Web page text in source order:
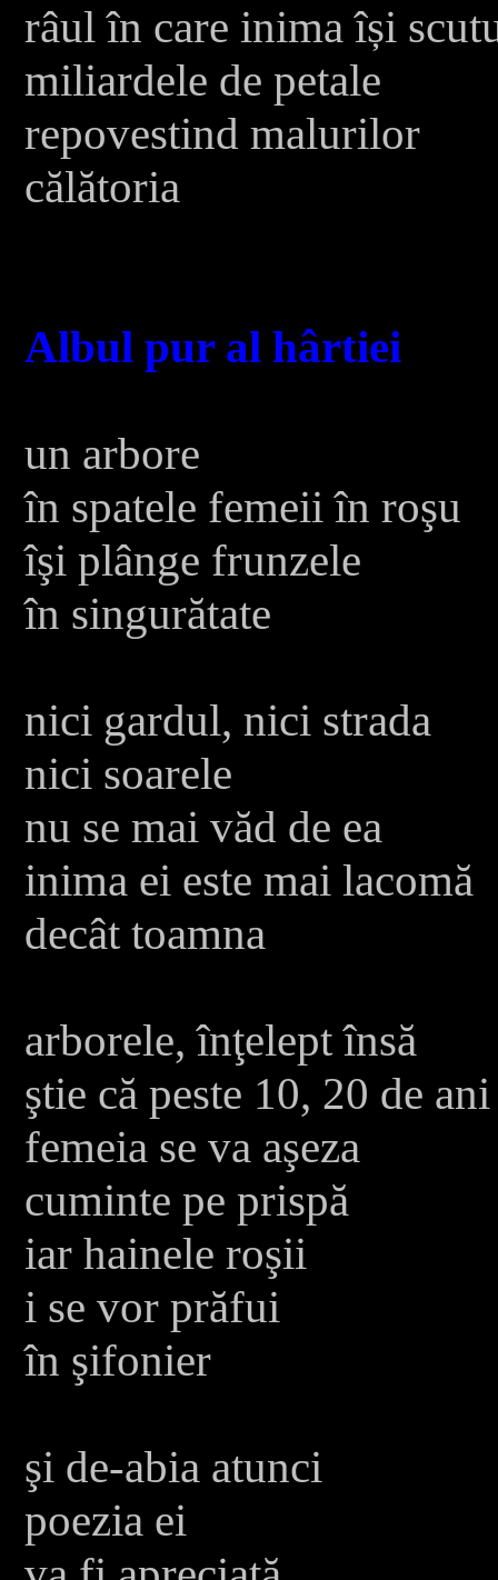
râul în care inima își
miliardele de petale
repovestind malurilor
călătoria
Albul pur al hârtiei
un arbore
în spatele femeii în roşu
îşi plânge frunzele
în singurătate
nici gardul, nici strada
nici soarele
nu se mai văd de ea
inima ei este mai lacomă
decât toamna
arborele, înţelept însă
ştie că peste 10, 20 de ani
femeia se va aşeza
cuminte pe prispă
iar hainele roşii
i se vor prăfui
în şifonier
şi de-abia atunci
poezia ei